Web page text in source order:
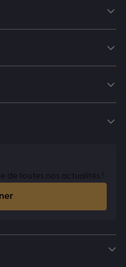
de toutes nos actualités !